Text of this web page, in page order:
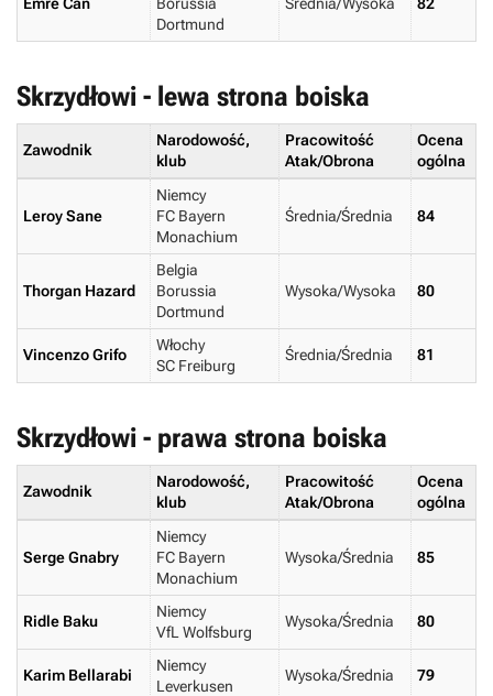
Dortmund
Skrzydłowi - lewa strona boiska
Zawodnik
Narodowość,
klub
Pracowitość
Atak/Obrona
Ocena
ogólna
Leroy Sane
Niemcy
FC Bayern
Monachium
Średnia/Średnia 84
Thorgan Hazard
Belgia
Borussia
Dortmund
Wysoka/Wysoka 80
Vincenzo Grifo
Włochy
SC Freiburg
Średnia/Średnia 81
Skrzydłowi - prawa strona boiska
Zawodnik
Narodowość,
klub
Pracowitość
Atak/Obrona
Ocena
ogólna
Serge Gnabry
Niemcy
FC Bayern
Monachium
Wysoka/Średnia 85
Ridle Baku
Niemcy
VfL Wolfsburg
Wysoka/Średnia 80
Karim Bellarabi
Niemcy
Leverkusen
Wysoka/Średnia 79